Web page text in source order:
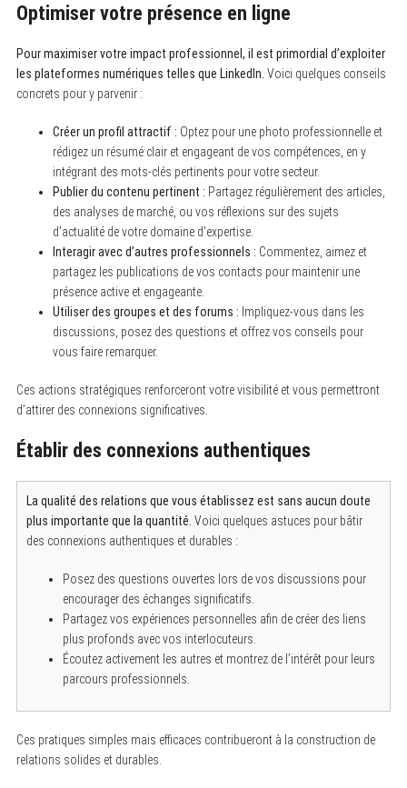
Optimiser votre présence en ligne
Pour maximiser votre impact professionnel, il est primordial d’exploiter
les plateformes numériques telles que LinkedIn. Voici quelques conseils
concrets pour y parvenir :
Créer un profil attractif : Optez pour une photo professionnelle et
rédigez un résumé clair et engageant de vos compétences, en y
intégrant des mots-clés pertinents pour votre secteur.
Publier du contenu pertinent : Partagez régulièrement des articles,
des analyses de marché, ou vos réflexions sur des sujets
d’actualité de votre domaine d’expertise.
Interagir avec d’autres professionnels : Commentez, aimez et
partagez les publications de vos contacts pour maintenir une
présence active et engageante.
Utiliser des groupes et des forums : Impliquez-vous dans les
discussions, posez des questions et offrez vos conseils pour
vous faire remarquer.
Ces actions stratégiques renforceront votre visibilité et vous permettront
d’attirer des connexions significatives.
Établir des connexions authentiques
La qualité des relations que vous établissez est sans aucun doute
plus importante que la quantité. Voici quelques astuces pour bâtir
des connexions authentiques et durables :
Posez des questions ouvertes lors de vos discussions pour
encourager des échanges significatifs.
Partagez vos expériences personnelles afin de créer des liens
plus profonds avec vos interlocuteurs.
Écoutez activement les autres et montrez de l’intérêt pour leurs
parcours professionnels.
Ces pratiques simples mais efficaces contribueront à la construction de
relations solides et durables.
S